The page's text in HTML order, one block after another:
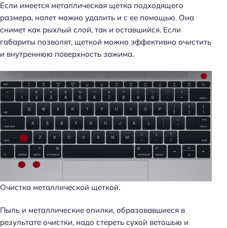
Если имеется металлическая щетка подходящего
размера, налет можно удалить и с ее помощью. Она
снимет как рыхлый слой, так и оставшийся. Если
габариты позволят, щеткой можно эффективно очистить
и внутреннюю поверхность зажима.
Очистка металлической щеткой.
Пыль и металлические опилки, образовавшиеся в
результате очистки, надо стереть сухой ветошью и